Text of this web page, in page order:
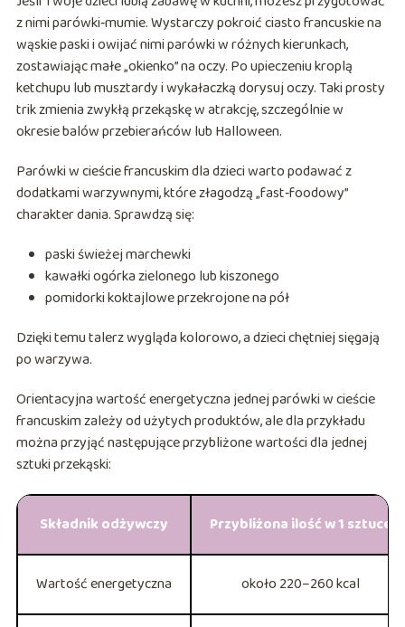
z nimi parówki‑mumie. Wystarczy pokroić ciasto francuskie na
wąskie paski i owijać nimi parówki w różnych kierunkach,
zostawiając małe „okienko” na oczy. Po upieczeniu kroplą
ketchupu lub musztardy i wykałaczką dorysuj oczy. Taki prosty
trik zmienia zwykłą przekąskę w atrakcję, szczególnie w
okresie balów przebierańców lub Halloween.
Parówki w cieście francuskim dla dzieci warto podawać z
dodatkami warzywnymi, które złagodzą „fast‑foodowy”
charakter dania. Sprawdzą się:
paski świeżej marchewki
kawałki ogórka zielonego lub kiszonego
pomidorki koktajlowe przekrojone na pół
Dzięki temu talerz wygląda kolorowo, a dzieci chętniej sięgają
po warzywa.
Orientacyjna wartość energetyczna jednej parówki w cieście
francuskim zależy od użytych produktów, ale dla przykładu
można przyjąć następujące przybliżone wartości dla jednej
sztuki przekąski:
Składnik odżywczy Przybliżona ilość w 1 sztuce
Wartość energetyczna około 220–260 kcal